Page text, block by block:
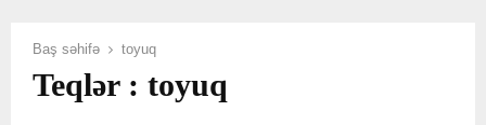
Baş səhifə toyuq
Teqlər : toyuq